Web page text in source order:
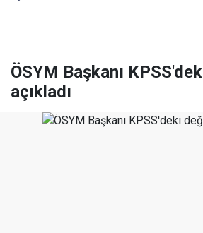
ÖSYM Başkanı
açıkladı